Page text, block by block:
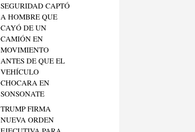
SEGURIDAD CAPTÓ
A HOMBRE QUE
CAYÓ DE UN
CAMIÓN EN
MOVIMIENTO
ANTES DE QUE EL
VEHÍCULO
CHOCARA EN
SONSONATE
TRUMP FIRMA
NUEVA ORDEN